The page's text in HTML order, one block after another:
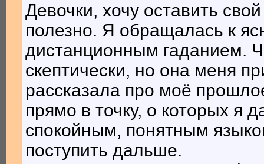
Девочки, хочу оставить
полезно. Я обращалась к
дистанционным гаданием.
скептически, но она меня
рассказала про моё
прямо в точку, о которых я
спокойным, понятным
поступить дальше.